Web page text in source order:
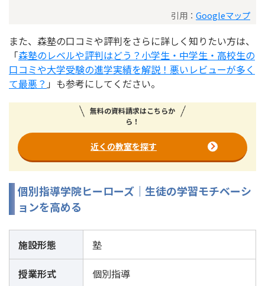
引用： Googleマップ
また、森塾の口コミや評判をさらに詳しく知りたい方は、
「森塾のレベルや評判はどう？小学生・中学生・高校生の
口コミや大学受験の進学実績を解説！悪いレビューが多く
て最悪？ 」も参考にしてください。
無料の資料請求はこちらか
ら！
近くの教室を探す
個別指導学院ヒーローズ｜生徒の学習モチベーシ
ョンを高める
施設形態 塾
授業形式 個別指導